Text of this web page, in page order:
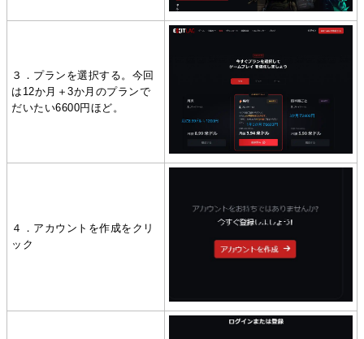
３．プランを選択する。今回
は12か月＋3か月のプランで
だいたい6600円ほど。
４．アカウントを作成をクリ
ック